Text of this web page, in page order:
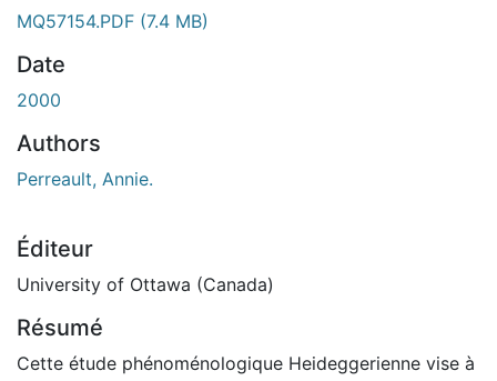
MQ57154.PDF (7.4 MB)
Date
2000
Authors
Perreault, Annie.
Éditeur
University of Ottawa (Canada)
Résumé
Cette étude phénoménologique Heideggerienne vise à